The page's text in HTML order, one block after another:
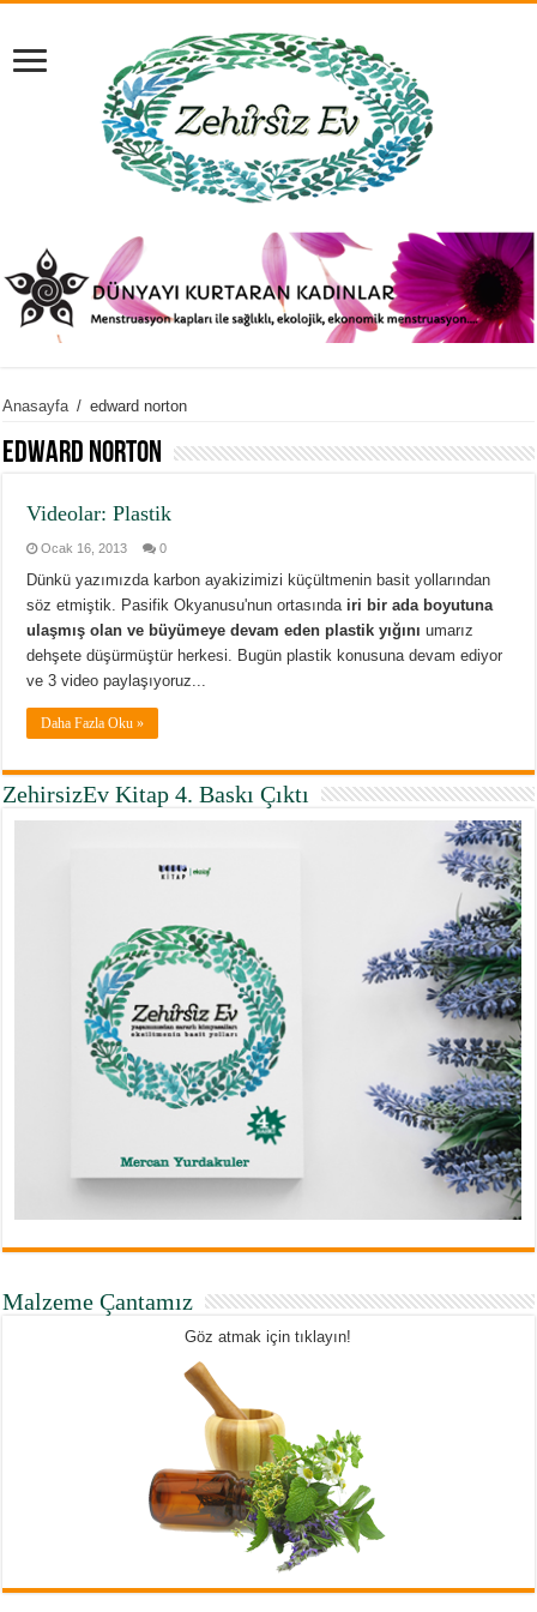
Anasayfa / edward norton
edward norton
Videolar: Plastik
Ocak 16, 2013 0
Dünkü yazımızda karbon ayakizimizi küçültmenin basit yollarından
söz etmiştik. Pasifik Okyanusu'nun ortasında iri bir ada boyutuna
ulaşmış olan ve büyümeye devam eden plastik yığını umarız
dehşete düşürmüştür herkesi. Bugün plastik konusuna devam ediyor
ve 3 video paylaşıyoruz...
Daha Fazla Oku »
ZehirsizEv Kitap 4. Baskı Çıktı
Malzeme Çantamız
Göz atmak için tıklayın!